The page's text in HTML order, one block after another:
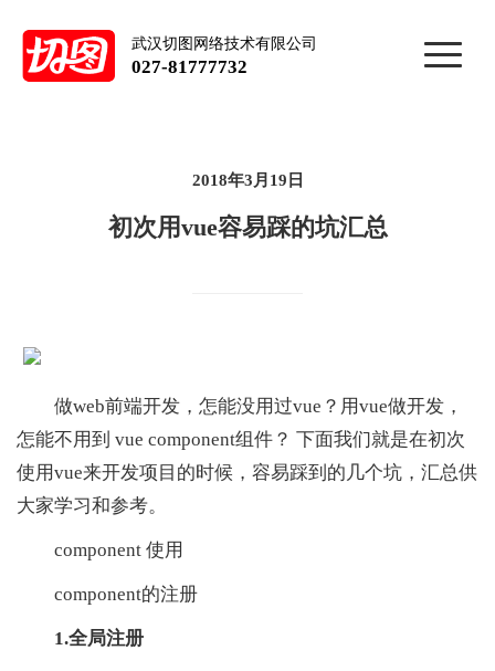
武汉切图网络技术有限公司
027-81777732
2018年3月19日
初次用vue容易踩的坑汇总
做web前端开发，怎能没用过vue？用vue做开发，
怎能不用到 vue component组件？ 下面我们就是在初次
使用vue来开发项目的时候，容易踩到的几个坑，汇总供
大家学习和参考。
component 使用
component的注册
1.全局注册